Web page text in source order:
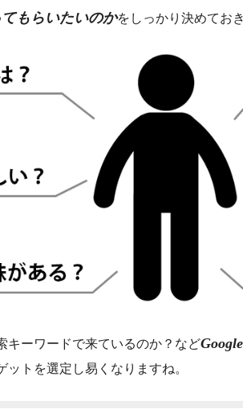
もらいたいのかをしっかり決めてお
キーワードで来ているのか？など
トを選定し易くなりますね。